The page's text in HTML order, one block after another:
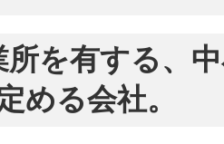
を有する、
める会社。